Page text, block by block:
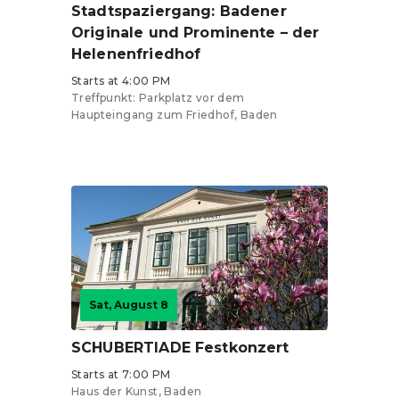
Stadtspaziergang: Badener
Originale und Prominente – der
Helenenfriedhof
Starts at 4:00 PM
Treffpunkt: Parkplatz vor dem
Haupteingang zum Friedhof, Baden
Sat, August 8
SCHUBERTIADE Festkonzert
Starts at 7:00 PM
Haus der Kunst, Baden